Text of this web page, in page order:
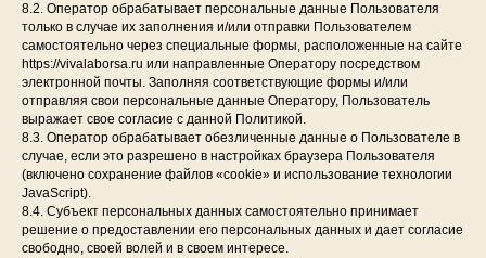
8.2. Оператор обрабатывает персональные данные Пользователя
только в случае их заполнения и/или отправки Пользователем
самостоятельно через специальные формы, расположенные на сайте
https://vivalaborsa.ru или направленные Оператору посредством
электронной почты. Заполняя соответствующие формы и/или
отправляя свои персональные данные Оператору, Пользователь
выражает свое согласие с данной Политикой.
8.3. Оператор обрабатывает обезличенные данные о Пользователе в
случае, если это разрешено в настройках браузера Пользователя
(включено сохранение файлов «cookie» и использование технологии
JavaScript).
8.4. Субъект персональных данных самостоятельно принимает
решение о предоставлении его персональных данных и дает согласие
свободно, своей волей и в своем интересе.